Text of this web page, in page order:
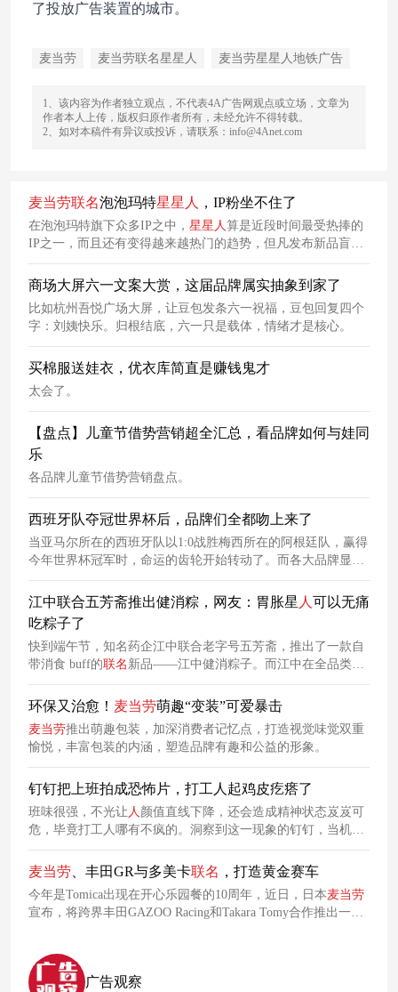
了投放广告装置的城市。
麦当劳 麦当劳联名星星人 麦当劳星星人地铁广告
1、该内容为作者独立观点，不代表4A广告网观点或立场，文章为
作者本人上传，版权归原作者所有，未经允许不得转载。
2、如对本稿件有异议或投诉，请联系：info@4Anet.com
麦当劳联名泡泡玛特星星 人 ，IP粉坐不住了
在泡泡玛特旗下众多IP之中， 星星 人算是近段时间最受热捧的
IP之一，而且还有变得越来越热门的趋势，但凡发布新品盲盒
都得靠抢。为了借势星星人飞速上涨的热度，麦当劳与之发起
了限定联动！
商场大屏六一文案大赏，这届品牌属实抽象到家了
比如杭州吾悦广场大屏，让豆包发条六一祝福，豆包回复四个
字：刘姨快乐。归根结底，六一只是载体，情绪才是核心。
买棉服送娃衣，优衣库简直是赚钱鬼才
太会了。
【盘点】儿童节借势营销超全汇总，看品牌如何与娃同
乐
各品牌儿童节借势营销盘点。
西班牙队夺冠世界杯后，品牌们全都吻上来了
当亚马尔所在的西班牙队以1:0战胜梅西所在的阿根廷队，赢得
今年世界杯冠军时，命运的齿轮开始转动了。而各大品牌显然
不肯放过这个免费打广告的好机会，全都吻了上来。显然品牌
已经玩梗到忘记这一层关系了。当终场哨响，西班牙队捧起大
力神杯，梅西或许会有遗憾，但并不妨碍这张照片成为永恒。
江中联合五芳斋推出健消粽，网友：胃胀星 人 可以无痛
吃粽子了
快到端午节，知名药企江中联合老字号五芳斋，推出了一款自
带消食 buff的联名 新品——江中健消粽子。而江中在全品类延
伸过程中有效规避了这一难题，无论是健消粽、消食火锅底
料，还是人参咖啡饼干，所有跨界产品始终以“健胃消食、减轻
饮食肠胃负担”为核心价值锚点。
环保又治愈！ 麦当劳萌趣“变装”可爱暴击
麦当劳推出萌趣包装，加深消费者记忆点，打造视觉味觉双重
愉悦，丰富包装的内涵，塑造品牌有趣和公益的形象。
钉钉把上班拍成恐怖片，打工人起鸡皮疙瘩了
班味很强，不光让 人 颜值直线下降，还会造成精神状态岌岌可
危，毕竟打工人哪有不疯的。洞察到这一现象的钉钉，当机立
断和蜂花携手推出首款祛班味洗发露，让大家横扫班味、做回
自己。与此同时，钉钉还携手蜂花上线创意广告 片《班味大逃
杀！》，一整个恐怖风，看得许伯鸡皮疙瘩都起来了。一个是
广大打工人必备软件，一个是被消费者怜爱的老牌国货，这俩
碰撞在一起居然搞出了首款“祛班味”洗发露，脑洞简直绝绝
麦当劳 、丰田GR与多美卡联名 ，打造黄金赛车
今年是Tomica出现在开心乐园餐的10周年，近日，日本麦当劳
宣布，将跨界丰田GAZOO Racing和Takara Tomy合作推出一个
GR卡罗拉两台金色丰田
趣。而全新快乐套餐则将于4月12日日本发售，金色
广告观察